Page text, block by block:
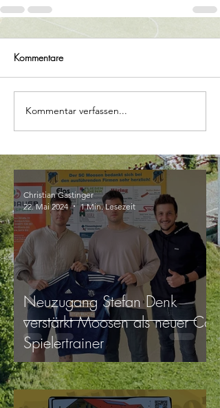
Kommentare
Kommentar verfassen...
Neuzugang Stefan Denk
verstärkt Moosen als neuer Co-
Spielertrainer
Christian Gastinger
22. Mai 2024
1 Min. Lesezeit